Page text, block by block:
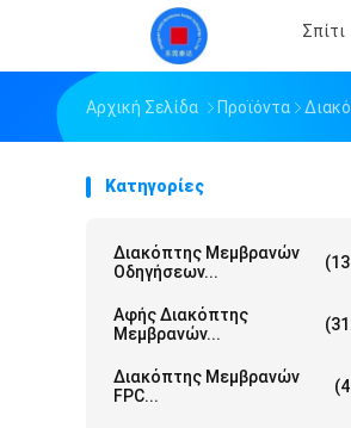
Σπίτι
Αρχική Σελίδα Προϊόντα
Κατηγορίες
Διακόπτης Μεμβρανών
Οδηγήσεων...
Αφής Διακόπτης
Μεμβρανών...
Διακόπτης Μεμβρανών
FPC...